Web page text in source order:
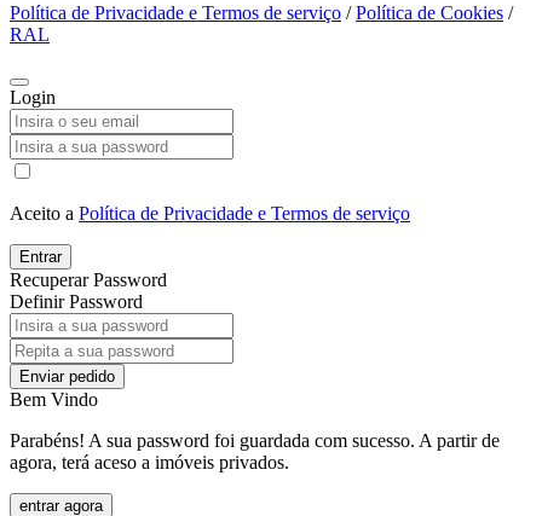
Política de Privacidade e Termos de serviço /Política de Cookies /
RAL
Login
Aceito a Política de Privacidade e Termos de serviço
Entrar
Recuperar Password
Definir Password
Enviar pedido
Bem Vindo
Parabéns! A sua password foi guardada com sucesso. A partir de
agora, terá aceso a imóveis privados.
entrar agora